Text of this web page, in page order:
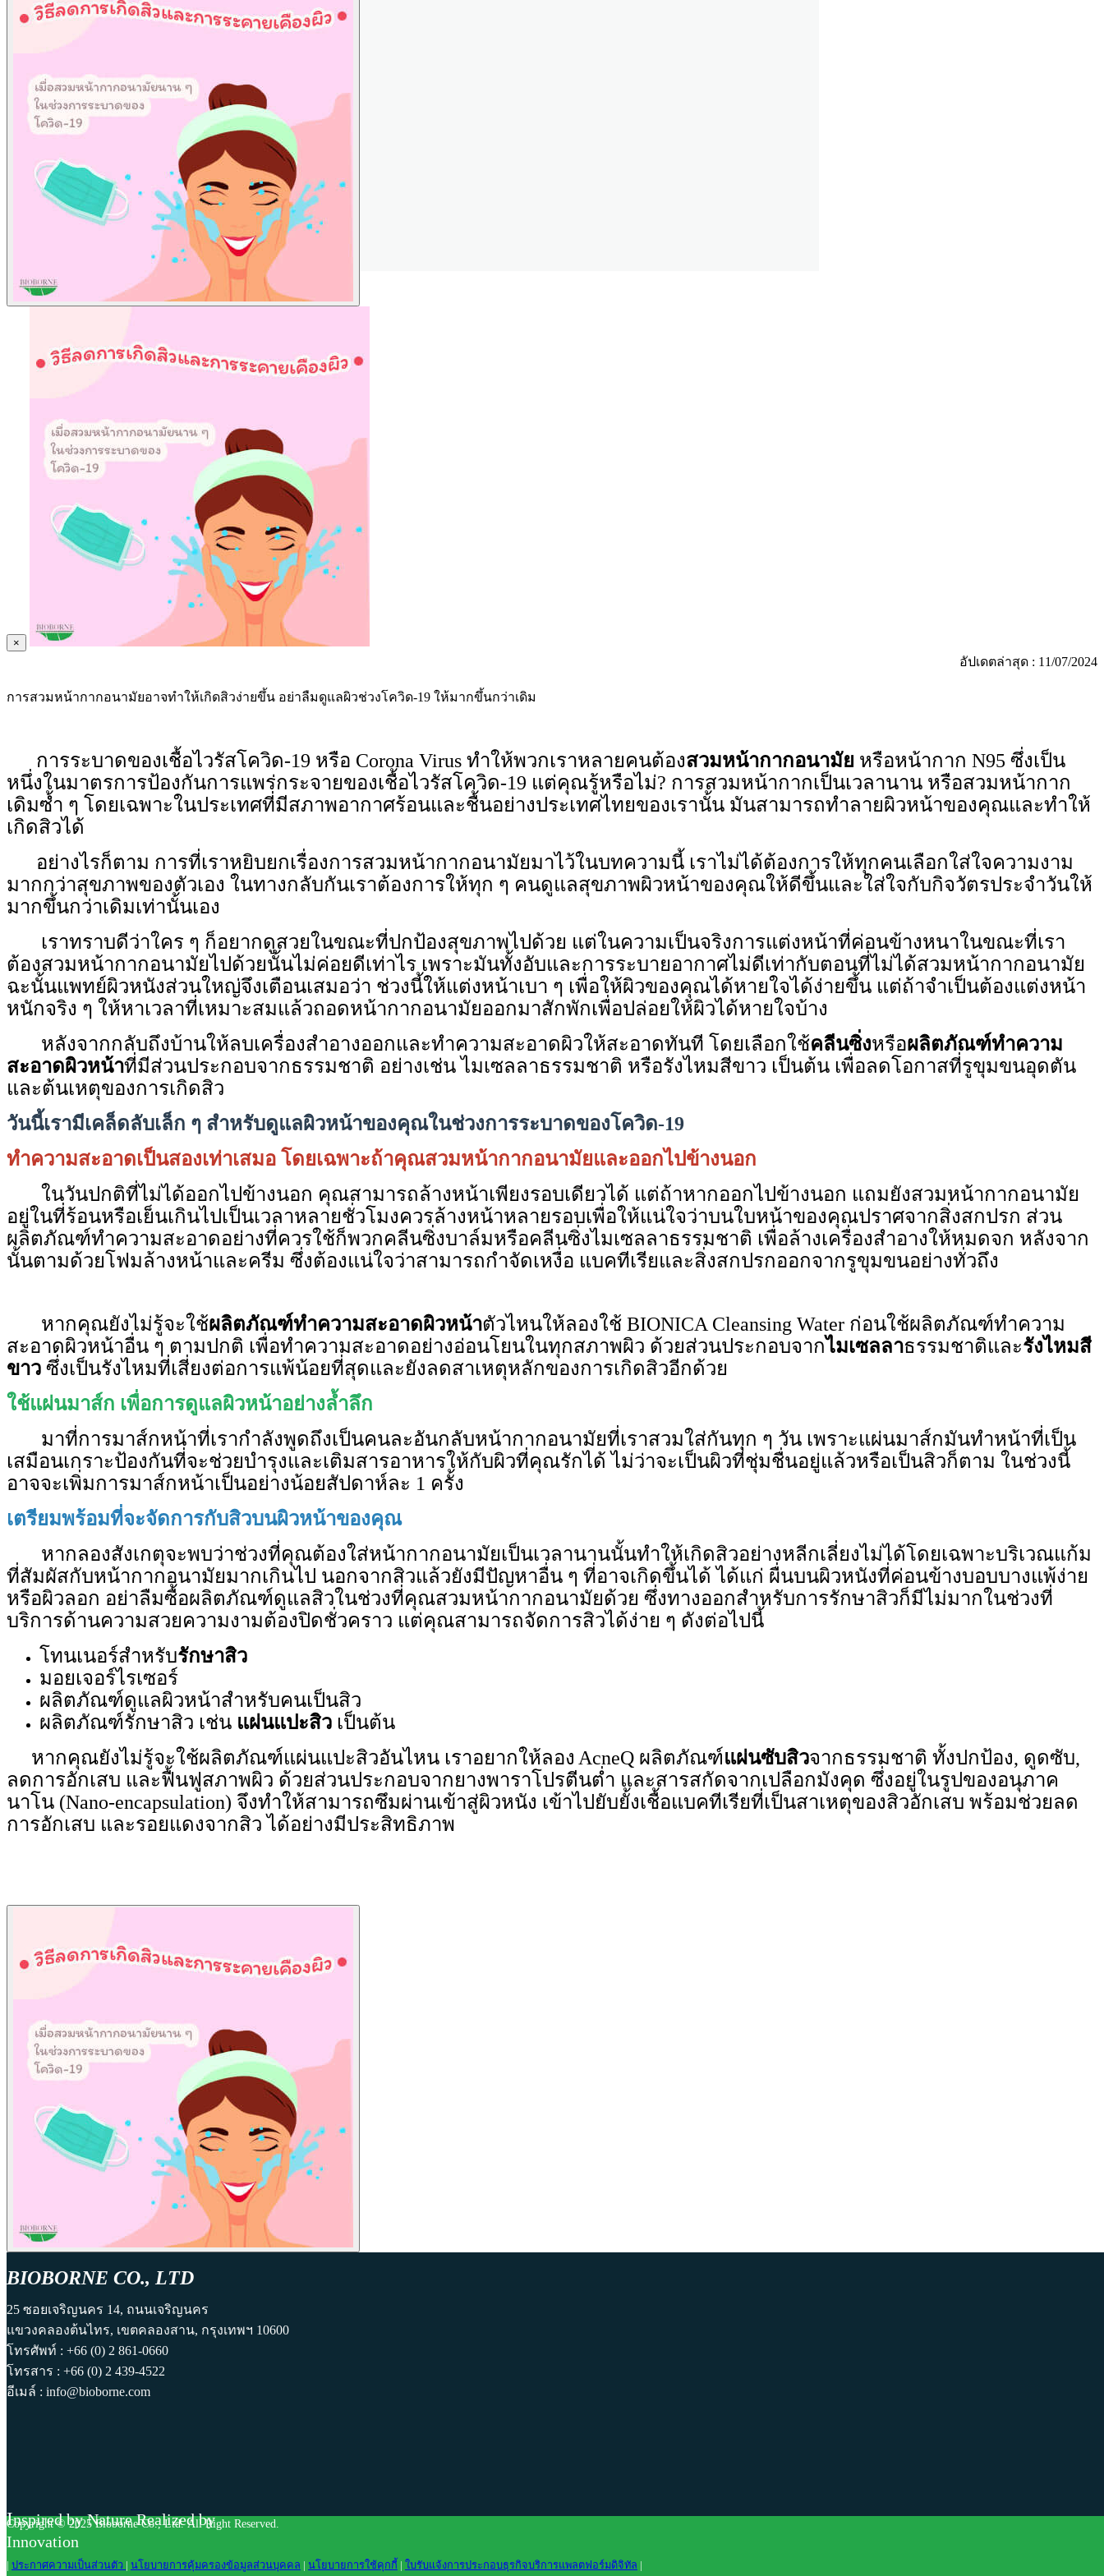
ผลิตภัณฑ์ดูแลผิว
Bionica
ผลิตภัณฑ์เสริมอาหาร
Dietary supplements
บทความ
Article
ข่าวสารและกิจกรรม
News & Events
×
อัปเดตล่าสุด : 11/07/2024
การสวมหน้ากากอนามัยอาจทำให้เกิดสิวง่ายขึ้น อย่าลืมดูแลผิวช่วงโควิด-19 ให้มากขึ้นกว่าเดิม
การระบาดของเชื้อไวรัสโควิด-19 หรือ Corona Virus ทำให้พวกเราหลายคนต้องสวมหน้ากากอนามัย หรือหน้ากาก N95 ซึ่งเป็น
หนึ่งในมาตรการป้องกันการแพร่กระจายของเชื้อไวรัสโควิด-19 แต่คุณรู้หรือไม่? การสวมหน้ากากเป็นเวลานาน หรือสวมหน้ากาก
เดิมซ้ำ ๆ โดยเฉพาะในประเทศที่มีสภาพอากาศร้อนและชื้นอย่างประเทศไทยของเรานั้น มันสามารถทำลายผิวหน้าของคุณและทำให้
เกิดสิวได้
อย่างไรก็ตาม การที่เราหยิบยกเรื่องการสวมหน้ากากอนามัยมาไว้ในบทความนี้ เราไม่ได้ต้องการให้ทุกคนเลือกใส่ใจความงาม
มากกว่าสุขภาพของตัวเอง ในทางกลับกันเราต้องการให้ทุก ๆ คนดูแลสุขภาพผิวหน้าของคุณให้ดีขึ้นและใส่ใจกับกิจวัตรประจำวันให้
มากขึ้นกว่าเดิมเท่านั้นเอง
เราทราบดีว่าใคร ๆ ก็อยากดูสวยในขณะที่ปกป้องสุขภาพไปด้วย แต่ในความเป็นจริงการแต่งหน้าที่ค่อนข้างหนาในขณะที่เรา
ต้องสวมหน้ากากอนามัยไปด้วยนั้นไม่ค่อยดีเท่าไร เพราะมันทั้งอับและการระบายอากาศไม่ดีเท่ากับตอนที่ไม่ได้สวมหน้ากากอนามัย
ฉะนั้นแพทย์ผิวหนังส่วนใหญ่จึงเตือนเสมอว่า ช่วงนี้ให้แต่งหน้าเบา ๆ เพื่อให้ผิวของคุณได้หายใจได้ง่ายขึ้น แต่ถ้าจำเป็นต้องแต่งหน้า
หนักจริง ๆ ให้หาเวลาที่เหมาะสมแล้วถอดหน้ากากอนามัยออกมาสักพักเพื่อปล่อยให้ผิวได้หายใจบ้าง
หลังจากกลับถึงบ้านให้ลบเครื่องสำอางออกและทำความสะอาดผิวให้สะอาดทันที โดยเลือกใช้คลีนซิ่งหรือผลิตภัณฑ์ทำความ
สะอาดผิวหน้าที่มีส่วนประกอบจากธรรมชาติ อย่างเช่น ไมเซลลาธรรมชาติ หรือรังไหมสีขาว เป็นต้น เพื่อลดโอกาสที่รูขุมขนอุดตัน
และต้นเหตุของการเกิดสิว
วันนี้เรามีเคล็ดลับเล็ก ๆ สำหรับดูแลผิวหน้าของคุณในช่วงการระบาดของโควิด-19
ทำความสะอาดเป็นสองเท่าเสมอ โดยเฉพาะถ้าคุณสวมหน้ากากอนามัยและออกไปข้างนอก
ในวันปกติที่ไม่ได้ออกไปข้างนอก คุณสามารถล้างหน้าเพียงรอบเดียวได้ แต่ถ้าหากออกไปข้างนอก แถมยังสวมหน้ากากอนามัย
อยู่ในที่ร้อนหรือเย็นเกินไปเป็นเวลาหลายชั่วโมงควรล้างหน้าหลายรอบเพื่อให้แน่ใจว่าบนใบหน้าของคุณปราศจากสิ่งสกปรก ส่วน
ผลิตภัณฑ์ทำความสะอาดอย่างที่ควรใช้ก็พวกคลีนซิ่งบาล์มหรือคลีนซิ่งไมเซลลาธรรมชาติ เพื่อล้างเครื่องสำอางให้หมดจก หลังจาก
นั้นตามด้วยโฟมล้างหน้าและครีม ซึ่งต้องแน่ใจว่าสามารถกำจัดเหงื่อ แบคทีเรียและสิ่งสกปรกออกจากรูขุมขนอย่างทั่วถึง
หากคุณยังไม่รู้จะใช้ผลิตภัณฑ์ทำความสะอาดผิวหน้าตัวไหนให้ลองใช้ BIONICA Cleansing Water ก่อนใช้ผลิตภัณฑ์ทำความ
สะอาดผิวหน้าอื่น ๆ ตามปกติ เพื่อทำความสะอาดอย่างอ่อนโยนในทุกสภาพผิว ด้วยส่วนประกอบจากไมเซลลาธรรมชาติและรังไหมสี
ขาว ซึ่งเป็นรังไหมที่เสี่ยงต่อการแพ้น้อยที่สุดและยังลดสาเหตุหลักของการเกิดสิวอีกด้วย
ใช้แผ่นมาส์ก เพื่อการดูแลผิวหน้าอย่างล้ำลึก
มาที่การมาส์กหน้าที่เรากำลังพูดถึงเป็นคนละอันกลับหน้ากากอนามัยที่เราสวมใส่กันทุก ๆ วัน เพราะแผ่นมาส์กมันทำหน้าที่เป็น
เสมือนเกราะป้องกันที่จะช่วยบำรุงและเติมสารอาหารให้กับผิวที่คุณรักได้ ไม่ว่าจะเป็นผิวที่ชุ่มชื่นอยู่แล้วหรือเป็นสิวก็ตาม ในช่วงนี้
อาจจะเพิ่มการมาส์กหน้าเป็นอย่างน้อยสัปดาห์ละ 1 ครั้ง
เตรียมพร้อมที่จะจัดการกับสิวบนผิวหน้าของคุณ
หากลองสังเกตุจะพบว่าช่วงที่คุณต้องใส่หน้ากากอนามัยเป็นเวลานานนั้นทำให้เกิดสิวอย่างหลีกเลี่ยงไม่ได้โดยเฉพาะบริเวณแก้ม
ที่สัมผัสกับหน้ากากอนามัยมากเกินไป นอกจากสิวแล้วยังมีปัญหาอื่น ๆ ที่อาจเกิดขึ้นได้ ได้แก่ ผื่นบนผิวหนังที่ค่อนข้างบอบบางแพ้ง่าย
หรือผิวลอก อย่าลืมซื้อผลิตภัณฑ์ดูแลสิวในช่วงที่คุณสวมหน้ากากอนามัยด้วย ซึ่งทางออกสำหรับการรักษาสิวก็มีไม่มากในช่วงที่
บริการด้านความสวยความงามต้องปิดชั่วคราว แต่คุณสามารถจัดการสิวได้ง่าย ๆ ดังต่อไปนี้
โทนเนอร์สำหรับรักษาสิว
มอยเจอร์ไรเซอร์
ผลิตภัณฑ์ดูแลผิวหน้าสำหรับคนเป็นสิว
ผลิตภัณฑ์รักษาสิว เช่น แผ่นแปะสิว เป็นต้น
หากคุณยังไม่รู้จะใช้ผลิตภัณฑ์แผ่นแปะสิวอันไหน เราอยากให้ลอง AcneQ ผลิตภัณฑ์แผ่นซับสิวจากธรรมชาติ ทั้งปกป้อง, ดูดซับ,
ลดการอักเสบ และฟื้นฟูสภาพผิว ด้วยส่วนประกอบจากยางพาราโปรตีนต่ำ และสารสกัดจากเปลือกมังคุด ซึ่งอยู่ในรูปของอนุภาค
นาโน (Nano-encapsulation) จึงทำให้สามารถซึมผ่านเข้าสู่ผิวหนัง เข้าไปยับยั้งเชื้อแบคทีเรียที่เป็นสาเหตุของสิวอักเสบ พร้อมช่วยลด
การอักเสบ และรอยแดงจากสิว ได้อย่างมีประสิทธิภาพ
BIOBORNE CO., LTD
25 ซอยเจริญนคร 14, ถนนเจริญนคร
แขวงคลองต้นไทร, เขตคลองสาน, กรุงเทพฯ 10600
โทรศัพท์ : +66 (0) 2 861-0660
โทรสาร : +66 (0) 2 439-4522
อีเมล์ : info@bioborne.com
Inspired by Nature Realized by
Innovation
Copyright © 2025 Bioborne Co., Ltd. All Right Reserved.
ประกาศความเป็นส่วนตัว นโยบายการคุ้มครองข้อมูลส่วนบุคคล นโยบายการใช้คุกกี้ ใบรับแจ้งการประกอบธุรกิจบริการแพลตฟอร์มดิจิทัล